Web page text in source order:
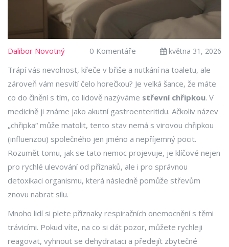
Dalibor Novotný 0 Komentáře května 31, 2026
Trápí vás nevolnost, křeče v břiše a nutkání na toaletu, ale
zároveň vám nesvítí čelo horečkou? Je velká šance, že máte
co do činění s tím, co lidově nazýváme střevní chřipkou. V
medicíně ji známe jako akutní gastroenteritidu. Ačkoliv název
„chřipka“ může matolit, tento stav nemá s virovou chřipkou
(influenzou) společného jen jméno a nepříjemný pocit.
Rozumět tomu, jak se tato nemoc projevuje, je klíčové nejen
pro rychlé ulevování od příznaků, ale i pro správnou
detoxikaci organismu, která následně pomůže střevům
znovu nabrat sílu.
Mnoho lidí si plete příznaky respiračních onemocnění s těmi
trávicími. Pokud víte, na co si dát pozor, můžete rychleji
reagovat, vyhnout se dehydrataci a předejít zbytečné